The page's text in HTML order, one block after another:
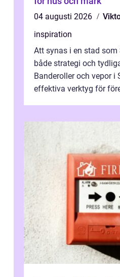
04 augusti 2026
inspiration
Att synas i en stad
både strategi och
Banderoller och vepor i
effektiva verktyg för